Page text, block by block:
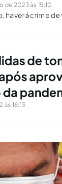
de 2023 às 15:10
haverá crime
de
16:13